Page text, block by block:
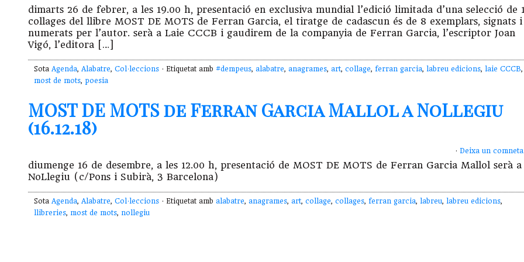
dimarts 26 de febrer, a les 19.00 h, presentació en exclusiva mundial l’edició limitada d’una selecció de
collages del llibre MOST DE MOTS de Ferran Garcia, el tiratge de cadascun és de 8 exemplars, signats i
numerats per l’autor. serà a Laie CCCB i gaudirem de la companyia de Ferran Garcia, l’escriptor Joan
Vigó, l’editora […]
Sota Agenda, Alabatre, Col·leccions · Etiquetat amb #dempeus, alabatre, anagrames, art, collage, ferran garcia, labreu edicions, laie CCCB,
most de mots, poesia
MOST DE MOTS de Ferran Garcia Mallol a NoLlegiu
(16.12.18)
· Deixa un
diumenge 16 de desembre, a les 12.00 h, presentació de MOST DE MOTS de Ferran Garcia Mallol serà a
NoLlegiu (c/Pons i Subirà, 3 Barcelona)
Sota Agenda, Alabatre, Col·leccions · Etiquetat amb alabatre, anagrames, art, collage, collages, ferran garcia, labreu, labreu edicions,
llibreries, most de mots, nollegiu